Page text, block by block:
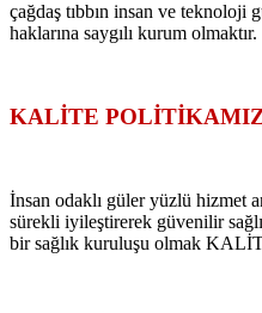
çağdaş tıbbın insan ve teknoloji
haklarına saygılı kurum olmaktır.
KALİTE
İnsan odaklı güler yüzlü hizmet
sürekli iyileştirerek güvenilir
bir sağlık kuruluşu olmak